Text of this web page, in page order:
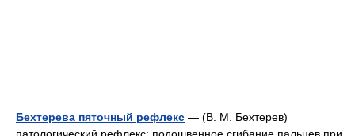
Бехтерева пяточный рефлекс — (В. М. Бехтерев)